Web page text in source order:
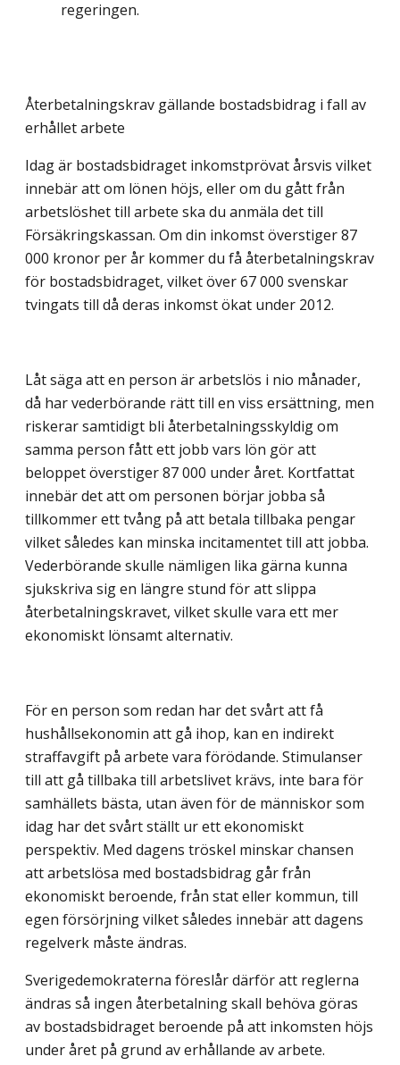
regeringen.
Återbetalningskrav gällande bostadsbidrag i fall av
erhållet arbete
Idag är bostadsbidraget inkomstprövat årsvis vilket
innebär att om lönen höjs, eller om du gått från
arbetslöshet till arbete ska du anmäla det till
Försäkringskassan. Om din inkomst överstiger 87
000 kronor per år kommer du få återbetalningskrav
för bostadsbidraget, vilket över 67 000 svenskar
tvingats till då deras inkomst ökat under 2012.
Låt säga att en person är arbetslös i nio månader,
då har vederbörande rätt till en viss ersättning, men
riskerar samtidigt bli återbetalningsskyldig om
samma person fått ett jobb vars lön gör att
beloppet överstiger 87 000 under året. Kortfattat
innebär det att om personen börjar jobba så
tillkommer ett tvång på att betala tillbaka pengar
vilket således kan minska incitamentet till att jobba.
Vederbörande skulle nämligen lika gärna kunna
sjukskriva sig en längre stund för att slippa
återbetalningskravet, vilket skulle vara ett mer
ekonomiskt lönsamt alternativ.
För en person som redan har det svårt att få
hushållsekonomin att gå ihop, kan en indirekt
straffavgift på arbete vara förödande. Stimulanser
till att gå tillbaka till arbetslivet krävs, inte bara för
samhällets bästa, utan även för de människor som
idag har det svårt ställt ur ett ekonomiskt
perspektiv. Med dagens tröskel minskar chansen
att arbetslösa med bostadsbidrag går från
ekonomiskt beroende, från stat eller kommun, till
egen försörjning vilket således innebär att dagens
regelverk måste ändras.
Sverigedemokraterna föreslår därför att reglerna
ändras så ingen återbetalning skall behöva göras
av bostadsbidraget beroende på att inkomsten höjs
under året på grund av erhållande av arbete.